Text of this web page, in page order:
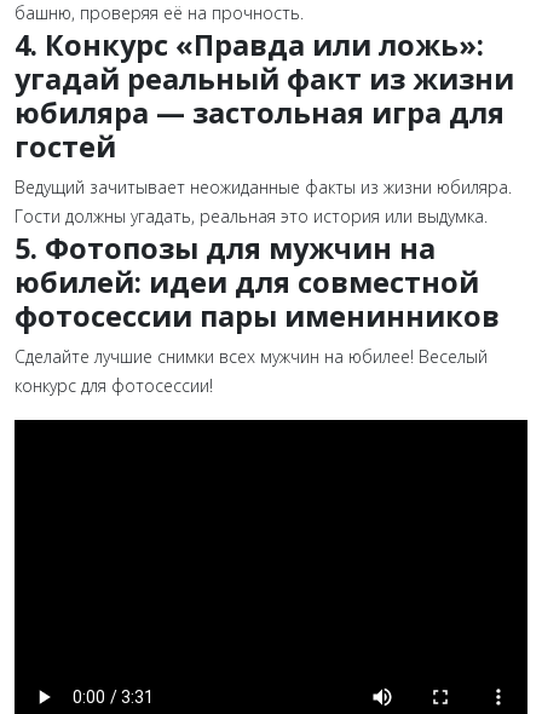
башню, проверяя её на прочность.
4. Конкурс «Правда или ложь»:
угадай реальный факт из жизни
юбиляра — застольная игра для
гостей
Ведущий зачитывает неожиданные факты из жизни юбиляра.
Гости должны угадать, реальная это история или выдумка.
5. Фотопозы для мужчин на
юбилей: идеи для совместной
фотосессии пары именинников
Сделайте лучшие снимки всех мужчин на юбилее! Веселый
конкурс для фотосессии!